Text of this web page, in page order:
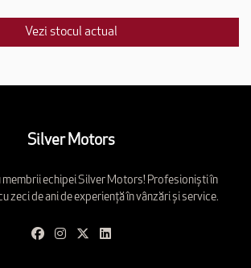
Vezi stocul actual
Silver Motors
membrii echipei Silver Motors! Profesioniști în
zeci de ani de experiență în vânzări și service.